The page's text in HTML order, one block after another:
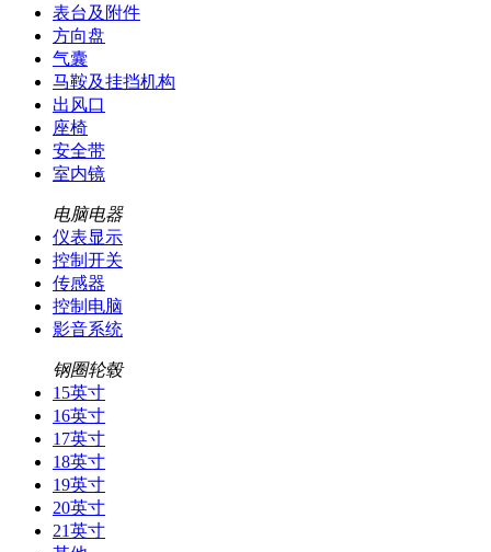
表台及附件
方向盘
气囊
马鞍及挂挡机构
出风口
座椅
安全带
室内镜
电脑电器
仪表显示
控制开关
传感器
控制电脑
影音系统
钢圈轮毂
15英寸
16英寸
17英寸
18英寸
19英寸
20英寸
21英寸